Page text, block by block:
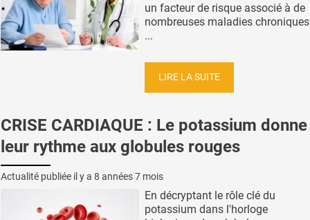
un facteur de risque associé à de
nombreuses maladies chroniques
...
LIRE LA SUITE
CRISE CARDIAQUE : Le potassium donne
leur rythme aux globules rouges
Actualité publiée il y a 8 années 7 mois
En décryptant le rôle clé du
potassium dans l'horloge